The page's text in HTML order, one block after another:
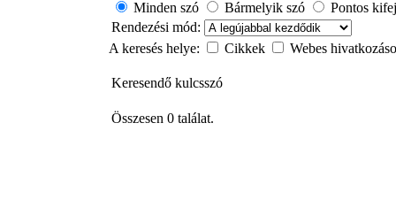
Minden szó
Bármelyik szó
Pontos
Rendezési mód:
A keresés helye:
Cikkek Webes
Keresendő kulcsszó
Összesen 0 találat.